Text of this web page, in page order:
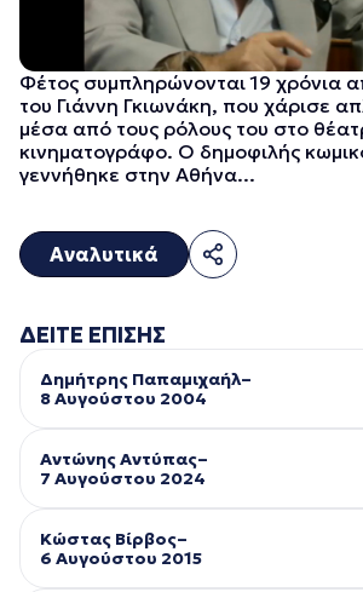
Φέτος συμπληρώνονται 19 χρόνια
του Γιάννη Γκιωνάκη, που χάρισε
μέσα από τους ρόλους του στο
κινηματογράφο. Ο δημοφιλής
γεννήθηκε στην Αθήνα...
Αναλυτικά
ΔΕΙΤΕ ΕΠΙΣΗΣ
Δημήτρης Παπαμιχαήλ–
8 Αυγούστου 2004
Αντώνης Αντύπας–
7 Αυγούστου 2024
Κώστας Βίρβος–
6 Αυγούστου 2015